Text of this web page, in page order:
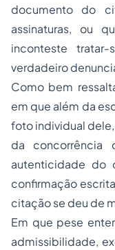
documento do
assinaturas, ou
inconteste
verdadeiro
Como bem
em que além da
foto individual
da concorrência
autenticidade do
confirmação
citação se deu de
Em que pese
admissibilidade,